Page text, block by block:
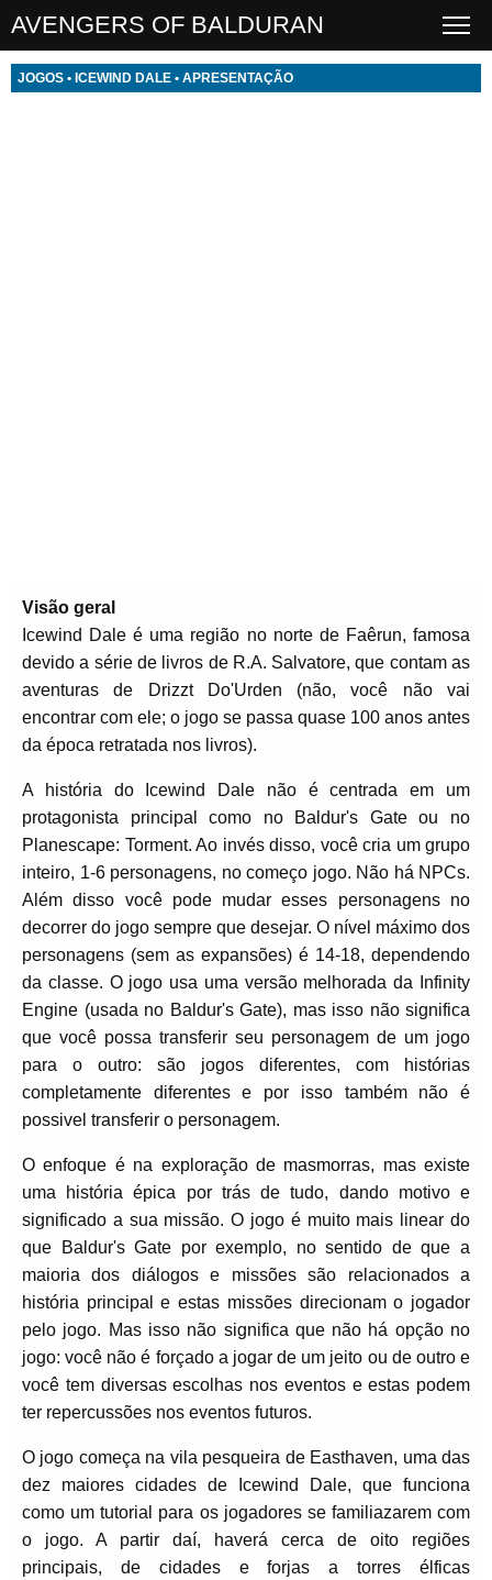
AVENGERS OF BALDURAN
JOGOS • ICEWIND DALE • APRESENTAÇÃO
Visão geral
Icewind Dale é uma região no norte de Faêrun, famosa
devido a série de livros de R.A. Salvatore, que contam as
aventuras de Drizzt Do'Urden (não, você não vai
encontrar com ele; o jogo se passa quase 100 anos antes
da época retratada nos livros).
A história do Icewind Dale não é centrada em um
protagonista principal como no Baldur's Gate ou no
Planescape: Torment. Ao invés disso, você cria um grupo
inteiro, 1-6 personagens, no começo jogo. Não há NPCs.
Além disso você pode mudar esses personagens no
decorrer do jogo sempre que desejar. O nível máximo dos
personagens (sem as expansões) é 14-18, dependendo
da classe. O jogo usa uma versão melhorada da Infinity
Engine (usada no Baldur's Gate), mas isso não significa
que você possa transferir seu personagem de um jogo
para o outro: são jogos diferentes, com histórias
completamente diferentes e por isso também não é
possivel transferir o personagem.
O enfoque é na exploração de masmorras, mas existe
uma história épica por trás de tudo, dando motivo e
significado a sua missão. O jogo é muito mais linear do
que Baldur's Gate por exemplo, no sentido de que a
maioria dos diálogos e missões são relacionados a
história principal e estas missões direcionam o jogador
pelo jogo. Mas isso não significa que não há opção no
jogo: você não é forçado a jogar de um jeito ou de outro e
você tem diversas escolhas nos eventos e estas podem
ter repercussões nos eventos futuros.
O jogo começa na vila pesqueira de Easthaven, uma das
dez maiores cidades de Icewind Dale, que funciona
como um tutorial para os jogadores se familiazarem com
o jogo. A partir daí, haverá cerca de oito regiões
principais, de cidades e forjas a torres élficas